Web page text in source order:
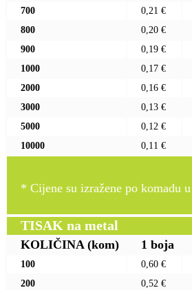
700
0,21 €
800
0,20 €
900
0,19 €
1000
0,17 €
2000
0,16 €
3000
0,13 €
5000
0,12 €
10000
0,11 €
* Cijene su izražene po komadu
TISAK na metal
KOLIČINA (kom) 1 boja
100 0,60 €
200
0,52 €